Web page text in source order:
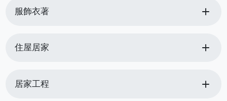
服飾衣著 add
住屋居家 add
居家工程 add